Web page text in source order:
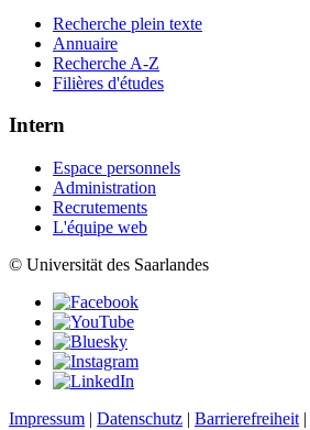
Recherche plein texte
Annuaire
Recherche A-Z
Filières d'études
Intern
Espace personnels
Administration
Recrutements
L'équipe web
© Universität des Saarlandes
Impressum | Datenschutz | Barrierefreiheit |